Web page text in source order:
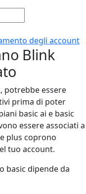
degli account
Blink
potrebbe essere
prima di poter
basic ai e basic
essere associati a
plus coprono
tuo account.
basic dipende da